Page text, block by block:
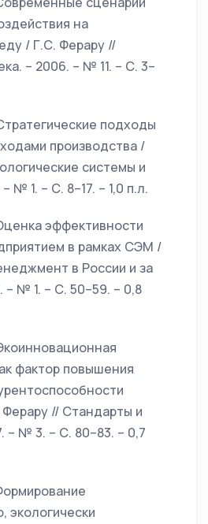
на
/ Г.С. Ферару //
– 2006. – № 11. – С. 3–
подходы
производства /
системы и
№ 1. – С. 8–17. – 1,0 п.л.
эффективности
в рамках СЭМ /
в России и за
– № 1. – С. 50–59. – 0,8
фактор повышения
// Стандарты и
– № 3. – С. 80–83. – 0,7
экологически